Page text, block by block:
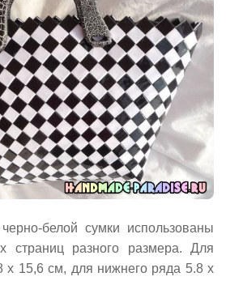
белой сумки использованы
страниц разного размера. Для
х 15,6 см, для нижнего ряда 5.8 х